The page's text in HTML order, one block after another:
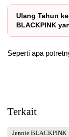
Ulang Tahun
BLACKPINK
Seperti apa
Terkait
Jennie BLACKPINK